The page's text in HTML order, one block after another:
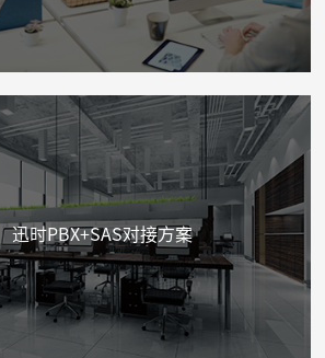
迅时PBX+SAS对接方案